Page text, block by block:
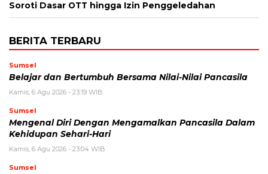
Soroti Dasar OTT hingga Izin Penggeledahan
BERITA TERBARU
Sumsel
Belajar dan Bertumbuh Bersama Nilai-Nilai Pancasila
Kamis, 6 Agu 2026 - 23:19 WIB
Sumsel
Mengenal Diri Dengan Mengamalkan Pancasila Dalam
Kehidupan Sehari-Hari
Kamis, 6 Agu 2026 - 23:04 WIB
Sumsel